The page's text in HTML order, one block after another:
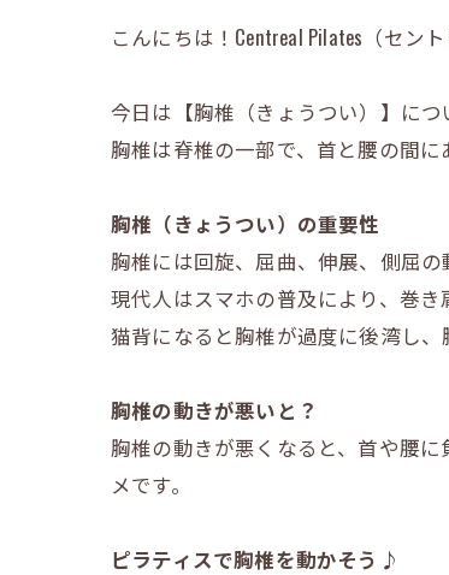
こんにちは！Centreal Pilates（セン
今日は【胸椎（きょうつい）】につ
胸椎は脊椎の一部で、首と腰の間
胸椎（きょうつい）の重要性
胸椎には回旋、屈曲、伸展、側屈
現代人はスマホの普及により、巻き
猫背になると胸椎が過度に後湾し、
胸椎の動きが悪いと？
胸椎の動きが悪くなると、首や腰
メです。
ピラティスで胸椎を動かそう♪